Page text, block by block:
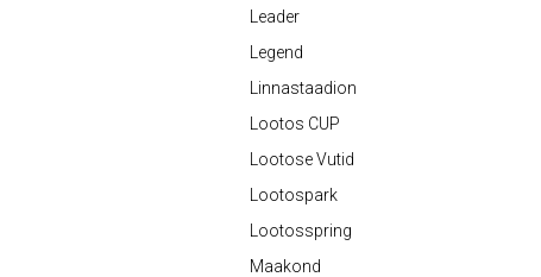
Leader
Legend
Linnastaadion
Lootos CUP
Lootose Vutid
Lootospark
Lootosspring
Maakond